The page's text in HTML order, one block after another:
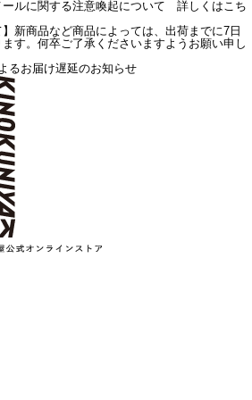
ールに関する注意喚起について 詳しくはこち
】新商品など商品によっては、出荷までに7日
す。何卒ご了承くださいますようお願い申し
るお届け遅延のお知らせ